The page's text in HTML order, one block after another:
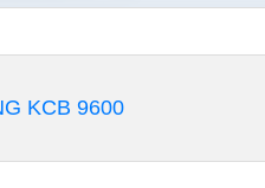
chìm nước thải
KCB 9600